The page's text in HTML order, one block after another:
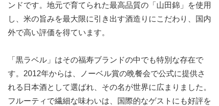
ンドです。地元で育てられた最高品質の「山田錦」を使用
し、米の旨みを最大限に引き出す酒造りにこだわり、国内
外で高い評価を得ています。
「黒ラベル」はその福寿ブランドの中でも特別な存在で
す。2012年からは、ノーベル賞の晩餐会で公式に提供さ
れる日本酒として選ばれ、その名が世界に広まりました。
フルーティで繊細な味わいは、国際的なゲストにも好評を